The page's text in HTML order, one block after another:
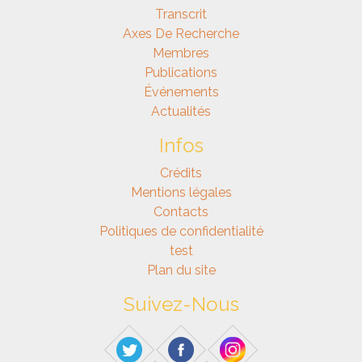
Transcrit
Axes De Recherche
Membres
Publications
Événements
Actualités
Infos
Crédits
Mentions légales
Contacts
Politiques de confidentialité
test
Plan du site
Suivez-Nous